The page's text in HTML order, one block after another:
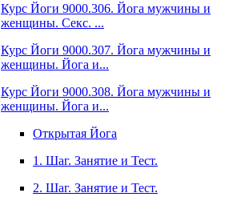
Курс Йоги 9000.306. Йога мужчины и
женщины. Секс. ...
Курс Йоги 9000.307. Йога мужчины и
женщины. Йога и...
Курс Йоги 9000.308. Йога мужчины и
женщины. Йога и...
Открытая Йога
1. Шаг. Занятие и Тест.
2. Шаг. Занятие и Тест.